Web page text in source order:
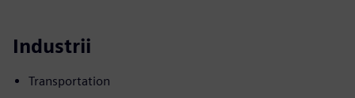
Industrii
Transportation